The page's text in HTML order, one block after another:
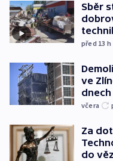
Sběr
před 13 h
ve
dnech
včera
Za
do